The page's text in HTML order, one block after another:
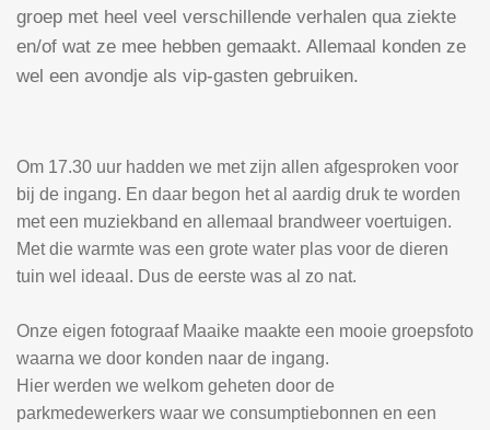
groep met heel veel verschillende verhalen qua ziekte
en/of wat ze mee hebben gemaakt. Allemaal konden ze
wel een avondje als vip-gasten gebruiken.
Om 17.30 uur hadden we met zijn allen afgesproken voor
bij de ingang. En daar begon het al aardig druk te worden
met een muziekband en allemaal brandweer voertuigen.
Metdie warmte was een grote water plas voor de dieren
tuin wel ideaal. Dus de eerste was al zo nat.
Onze eigen fotograaf Maaike maakte een mooie groepsfoto
waarna we door konden naar de ingang.
Hier werden we welkom geheten door de
parkmedewerkers waar we consumptiebonnen en een